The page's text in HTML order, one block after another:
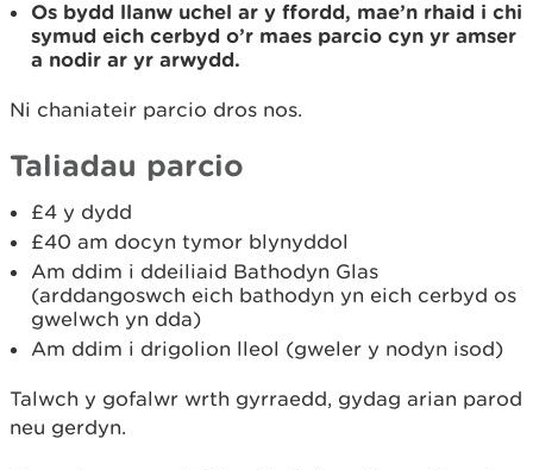
Os bydd llanw uchel ar y ffordd, mae’n rhaid i chi
symud eich cerbyd o’r maes parcio cyn yr amser
a nodir ar yr arwydd.
Ni chaniateir parcio dros nos.
Taliadau parcio
£4 y dydd
£40 am docyn tymor blynyddol
Am ddim i ddeiliaid Bathodyn Glas
(arddangoswch eich bathodyn yn eich cerbyd os
gwelwch yn dda)
Am ddim i drigolion lleol (gweler y nodyn isod)
Talwch y gofalwr wrth gyrraedd, gydag arian parod
neu gerdyn.